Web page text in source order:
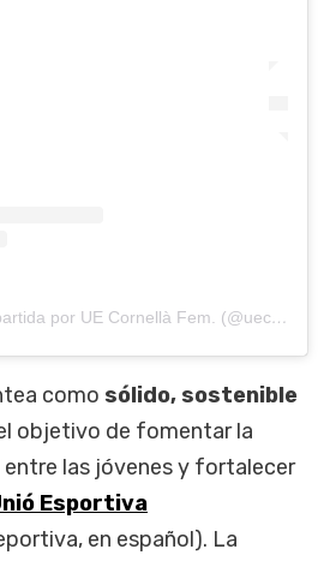
Una publicación compartida por UE Cornellà Fem. (@uecornella.fem)
como sólido, sostenible
objetivo de fomentar la
las jóvenes y fortalecer
Esportiva
en español). La